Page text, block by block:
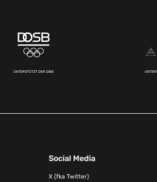
UNTERSTÜTZT DEN DBB
Social Media
X (fka Twitter)